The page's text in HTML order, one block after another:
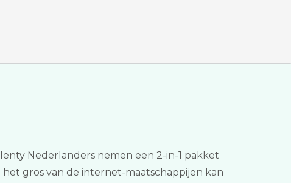
Nederlanders nemen een 2-in-1 pakket
gros van de internet-maatschappijen kan